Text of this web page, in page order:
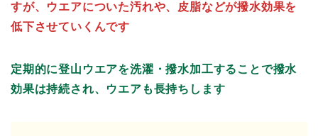
すが、ウエアについた汚れや、皮脂などが撥水効果を
低下させていくんです
定期的に登山ウエアを洗濯・撥水加工することで撥水
効果は持続され、ウエアも長持ちします